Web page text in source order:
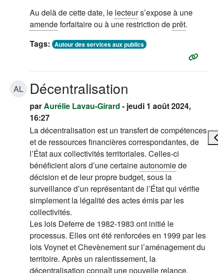
Au delà de cette date, le lecteurs’expose à une
amendeforfaitaire ou à une restriction deprêt.
Tags: Autour des services aux publics
AL Décentralisation
parAurélie Lavau-Girard - jeudi 1 août 2024,
16:27
La décentralisation est un transfert de compétences
et de ressources financières correspondantes, de
l’État aux collectivités territoriales. Celles-ci
bénéficient alors d’une certaineautonomiede
décision et de leur propre budget, sous la
surveillance d’un représentant de l’État qui vérifie
simplement la légalité des actes émis par les
collectivités.
Les lois Deferre de 1982-1983 ont initié le
processus. Elles ont été renforcées en 1999 par les
lois Voynet et Chevènement sur l’aménagement du
territoire. Après un ralentissement, la
décentralisation connaît une nouvelle relance,